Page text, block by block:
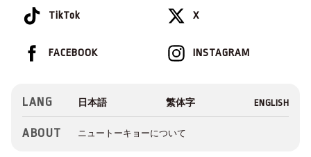
TikTok X
INSTAGRAM
FACEBOOK
LANG
ABOUT ニュートーキョーについて